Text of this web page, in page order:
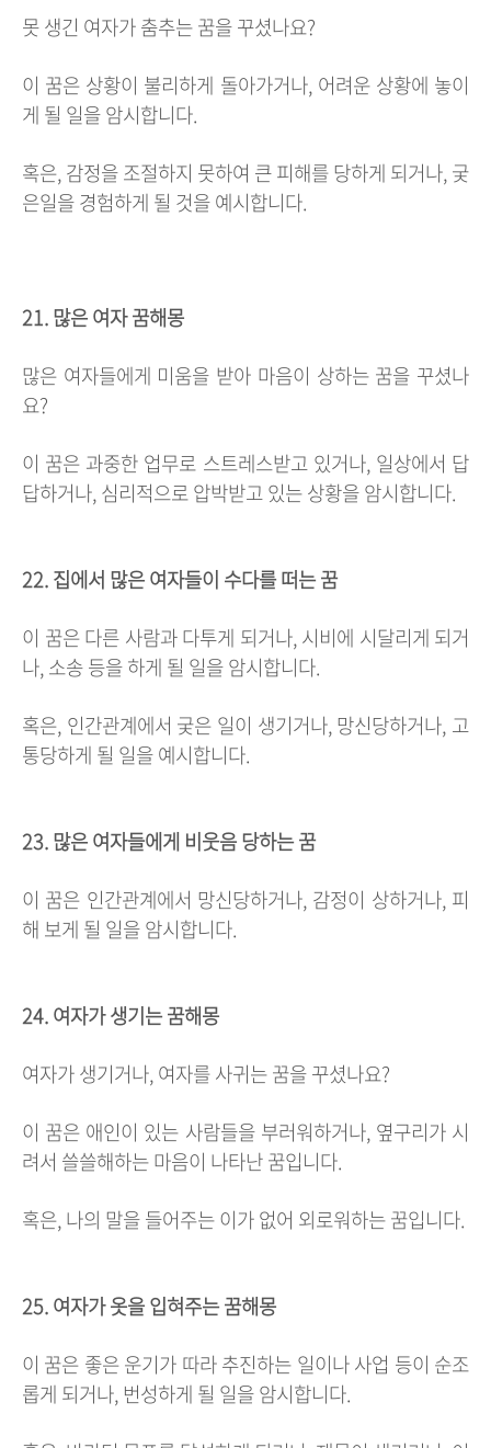
못 생긴 여자가 춤추는 꿈을 꾸셨나요?
이 꿈은 상황이 불리하게 돌아가거나, 어려운 상황에 놓이
게 될 일을 암시합니다.
혹은, 감정을 조절하지 못하여 큰 피해를 당하게 되거나, 궂
은일을 경험하게 될 것을 예시합니다.
21. 많은 여자 꿈해몽
많은 여자들에게 미움을 받아 마음이 상하는 꿈을 꾸셨나
요?
이 꿈은 과중한 업무로 스트레스받고 있거나, 일상에서 답
답하거나, 심리적으로 압박받고 있는 상황을 암시합니다.
22. 집에서 많은 여자들이 수다를 떠는 꿈
이 꿈은 다른 사람과 다투게 되거나, 시비에 시달리게 되거
나, 소송 등을 하게 될 일을 암시합니다.
혹은, 인간관계에서 궂은 일이 생기거나, 망신당하거나, 고
통당하게 될 일을 예시합니다.
23. 많은 여자들에게 비웃음 당하는 꿈
이 꿈은 인간관계에서 망신당하거나, 감정이 상하거나, 피
해 보게 될 일을 암시합니다.
24. 여자가 생기는 꿈해몽
여자가 생기거나, 여자를 사귀는 꿈을 꾸셨나요?
이 꿈은 애인이 있는 사람들을 부러워하거나, 옆구리가 시
려서 쓸쓸해하는 마음이 나타난 꿈입니다.
혹은, 나의 말을 들어주는 이가 없어 외로워하는 꿈입니다.
25. 여자가 옷을 입혀주는 꿈해몽
이 꿈은 좋은 운기가 따라 추진하는 일이나 사업 등이 순조
롭게 되거나, 번성하게 될 일을 암시합니다.